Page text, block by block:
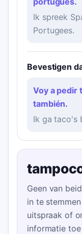
Ik spreek
Portugees.
Bevestigen
Voy a pedir
también.
Ik ga taco's
Geen van
in te
uitspraak of
informatie